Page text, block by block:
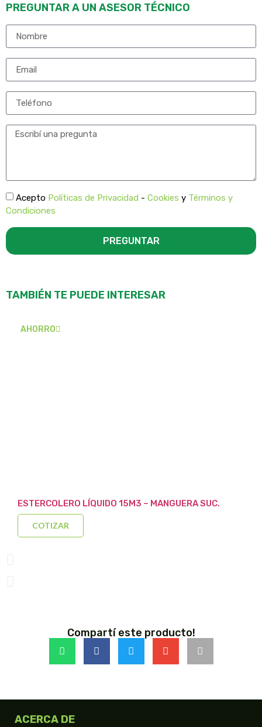
PREGUNTAR A UN ASESOR TÉCNICO
Acepto Políticas de Privacidad - Cookies y Términos y
Condiciones
PREGUNTAR
TAMBIÉN TE PUEDE INTERESAR
AHORRO
ESTERCOLERO LÍQUIDO 15M3 – MANGUERA SUC.
COTIZAR
Compartí este producto!
ACERCA DE